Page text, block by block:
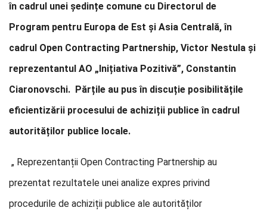
în cadrul unei ședințe comune cu Directorul de
Program pentru Europa de Est și Asia Centrală, în
cadrul Open Contracting Partnership, Victor Nestula și
reprezentantul AO „Inițiativa Pozitivă”, Constantin
Ciaronovschi. Părțile au pus în discuție posibilitățile
eficientizării procesului de achiziții publice în cadrul
autorităților publice locale.
„ Reprezentanții Open Contracting Partnership au
prezentat rezultatele unei analize expres privind
procedurile de achiziții publice ale autorităților